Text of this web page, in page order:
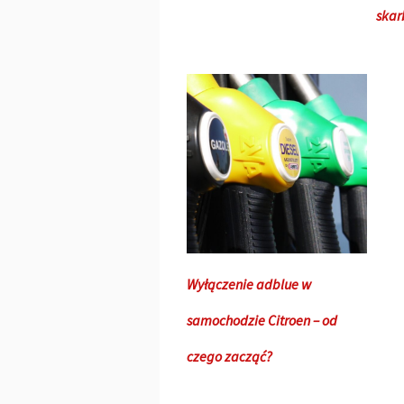
Wyłączenie adblue w
samochodzie Citroen – od
czego zacząć?